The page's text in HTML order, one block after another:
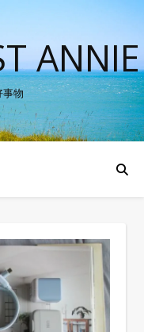
ANNIE
物